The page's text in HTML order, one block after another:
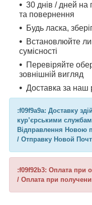
30 днів / дней на
та повернення
Будь ласка,
Встановлюйте
сумісності
Перевіряйте
зовнішній вигляд
Доставка за наш
:f09f9a9a: Доставку
кур’єрськими
Відправлення
/ Отправку Новой
:f09f92b3: Оплата при
/ Оплата при